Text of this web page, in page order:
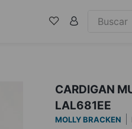
CARDIGAN
LAL681EE
MOLLY BRACKEN